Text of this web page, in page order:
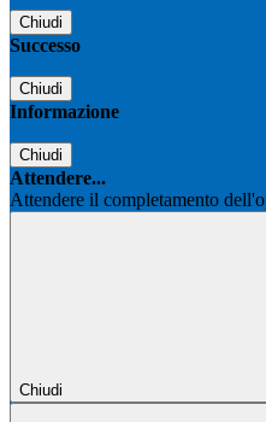
Chiudi
Successo
Chiudi
Informazione
Chiudi
Attendere...
Attendere il completamento
Chiudi